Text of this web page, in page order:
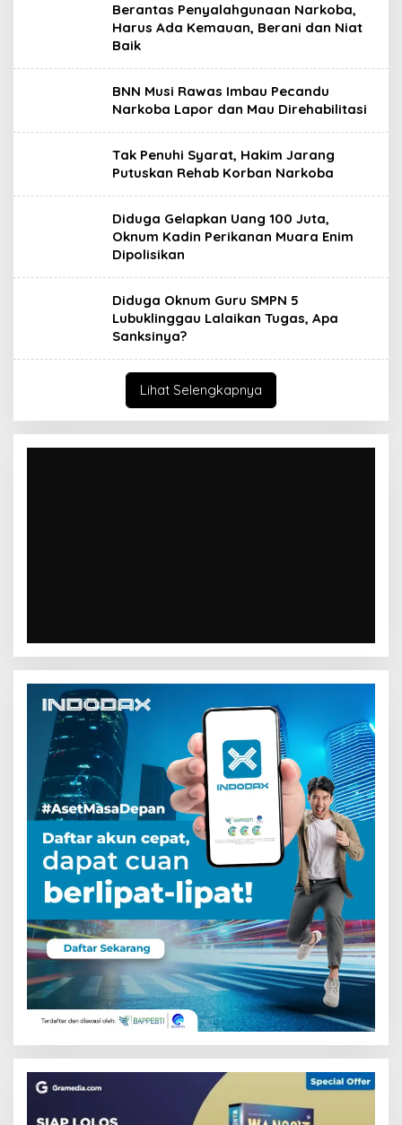
Berantas Penyalahgunaan Narkoba,
Harus Ada Kemauan, Berani dan Niat
Baik
BNN Musi Rawas Imbau Pecandu
Narkoba Lapor dan Mau Direhabilitasi
Tak Penuhi Syarat, Hakim Jarang
Putuskan Rehab Korban Narkoba
Diduga Gelapkan Uang 100 Juta,
Oknum Kadin Perikanan Muara Enim
Dipolisikan
Diduga Oknum Guru SMPN 5
Lubuklinggau Lalaikan Tugas, Apa
Sanksinya?
Lihat Selengkapnya